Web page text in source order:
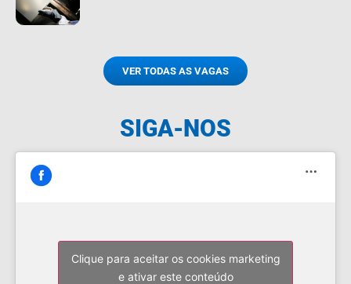
VER TODAS AS VAGAS
SIGA-NOS
Clique para aceitar os cookies marketing
e ativar este conteúdo